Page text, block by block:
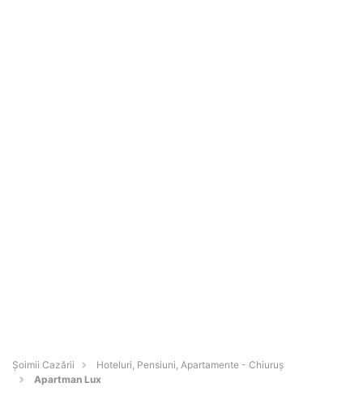
Șoimii Cazării
Hoteluri, Pensiuni, Apartamente - Chiuruş
Apartman Lux